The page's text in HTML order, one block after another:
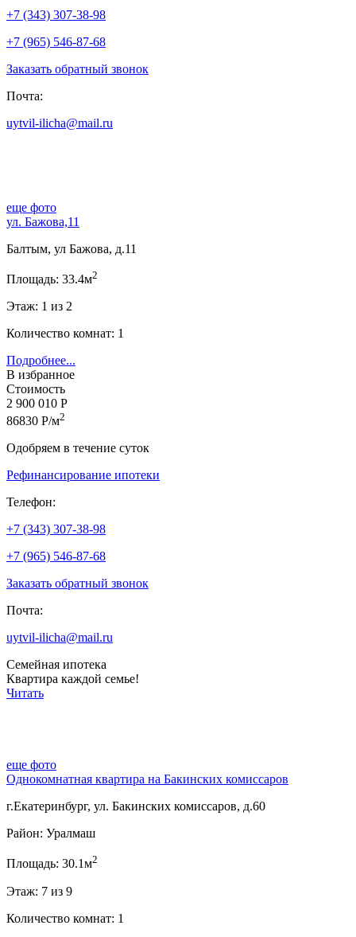
+7 (343) 307-38-98
+7 (965) 546-87-68
Заказать обратный звонок
Почта:
uytvil-ilicha@mail.ru
еще фото
ул. Бажова,11
Балтым, ул Бажова, д.11
Площадь: 33.4м2
Этаж: 1 из 2
Количество комнат: 1
Подробнее...
В избранное
Стоимость
2 900 010 Р
86830 Р/м2
Одобряем в течение суток
Рефинансирование ипотеки
Телефон:
+7 (343) 307-38-98
+7 (965) 546-87-68
Заказать обратный звонок
Почта:
uytvil-ilicha@mail.ru
Семейная ипотека
Квартира каждой семье!
Читать
еще фото
Однокомнатная квартира на Бакинских комиссаров
г.Екатеринбург, ул. Бакинских комиссаров, д.60
Район: Уралмаш
Площадь: 30.1м2
Этаж: 7 из 9
Количество комнат: 1